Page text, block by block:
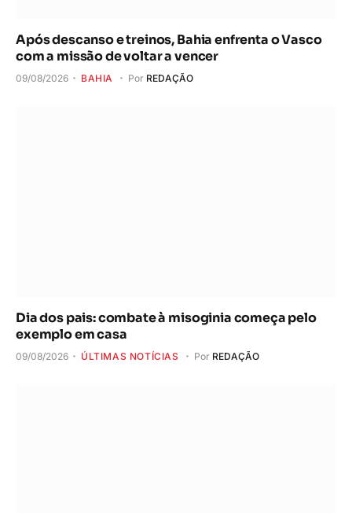
Após descanso e treinos, Bahia enfrenta o Vasco
com a missão de voltar a vencer
09/08/2026 BAHIA Por REDAÇÃO
Dia dos pais: combate à misoginia começa pelo
exemplo em casa
09/08/2026 ÚLTIMAS NOTÍCIAS Por REDAÇÃO